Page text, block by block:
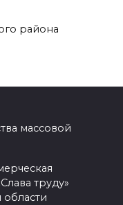
района
массовой
труду»